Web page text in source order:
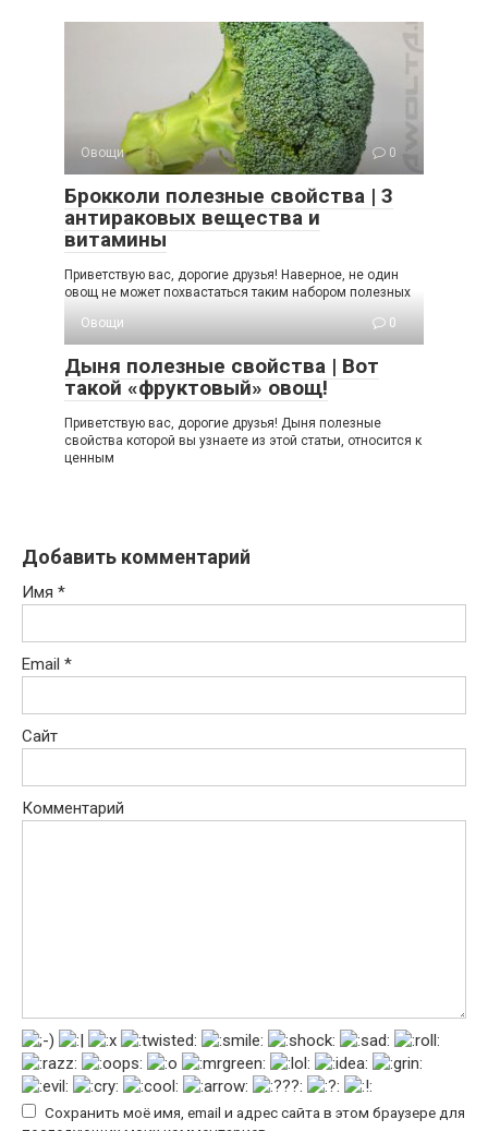
Овощи 0
Брокколи полезные свойства | 3
антираковых вещества и
витамины
Приветствую вас, дорогие друзья! Наверное, не один
овощ не может похвастаться таким набором полезных
Овощи
0
Дыня полезные свойства | Вот
такой «фруктовый» овощ!
Приветствую вас, дорогие друзья! Дыня полезные
свойства которой вы узнаете из этой статьи, относится к
ценным
Добавить комментарий
Имя *
Email *
Сайт
Комментарий
Сохранить моё имя, email и адрес сайта в этом браузере для